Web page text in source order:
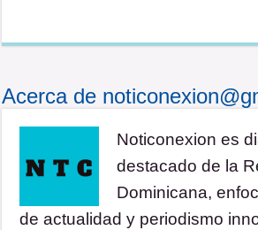
Acerca de
Noticonexion es
destacado de la
Dominicana,
de actualidad y periodismo